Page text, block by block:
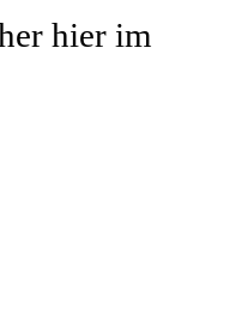
hier im